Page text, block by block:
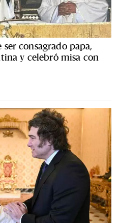
consagrado papa,
y celebró misa con